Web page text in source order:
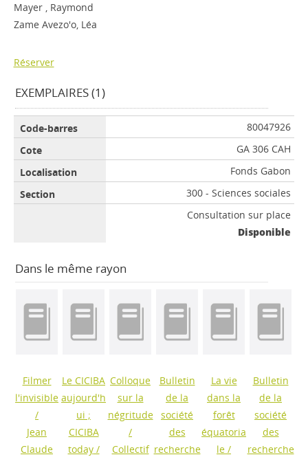
Mayer , Raymond
Zame Avezo'o, Léa
Réserver
EXEMPLAIRES (1)
80047926
GA 306 CAH
Fonds Gabon
300 - Sciences sociales
Consultation sur place
Disponible
Dans le même rayon
Filmer
l'invisible
/
Jean
Claude
Le CICIBA
aujourd'h
ui ;
CICIBA
today/
Colloque
sur la
négritude
/
Collectif
Bulletin
de la
société
des
recherche
La vie
dans la
forêt
équatoria
le /
Bulletin
de la
société
des
recherche